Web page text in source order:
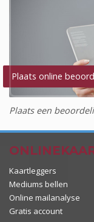
Plaats online
Plaats een
Kaartleggers
Mediums bellen
Online mailanalyse
Gratis account